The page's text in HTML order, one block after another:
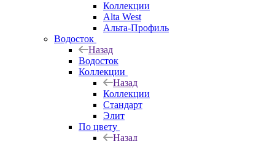
Коллекции
Alta West
Альта-Профиль
Водосток
Назад
Водосток
Коллекции
Назад
Коллекции
Стандарт
Элит
По цвету
Назад